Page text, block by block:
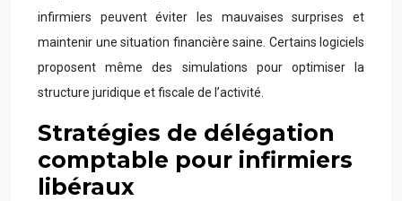
infirmiers peuvent éviter les mauvaises surprises et
maintenir une situation financière saine. Certains logiciels
proposent même des simulations pour optimiser la
structure juridique et fiscale de l’activité.
Stratégies de délégation
comptable pour infirmiers
libéraux